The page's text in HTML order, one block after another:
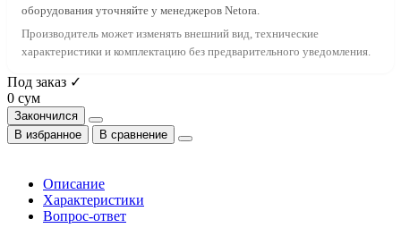
оборудования уточняйте у менеджеров Netora.
Производитель может изменять внешний вид, технические
характеристики и комплектацию без предварительного уведомления.
Под заказ ✓
0 сум
Закончился
В избранное
В сравнение
Описание
Характеристики
Вопрос-ответ